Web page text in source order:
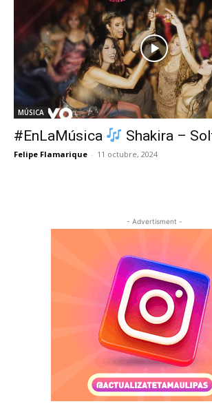
MÚSICA
#EnLaMúsica Shakira –
Felipe Flamarique - 11 octubre, 2024
- Advertisment -